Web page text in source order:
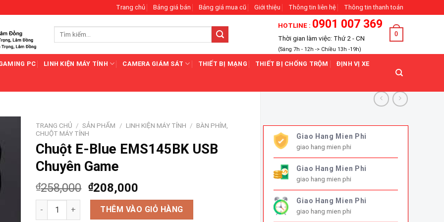
Trang chủ Bảng giá bán Bảng giá mua cũ Giới thiệu Thông tin liên hệ Thông tin thanh toán
Tìm
HOTLINE : 0901 007 369
Thời gian làm việc: Thứ 2 - CN
(Sáng 7h - 12h -> Chiều 13h -19h)
0
PC LINH KIỆN MÁY TÍNH CAMERA GIÁM SÁT THIẾT BỊ MẠNG THIẾT BỊ CHỐNG TRỘM ĐỊNH VỊ XE
Giao Hang Mien Phi
giao hang mien phi
Giao Hang Mien Phi
giao hang mien phi
Giao Hang Mien Phi
giao hang mien phi
TRANG CHỦ / SẢN PHẨM / LINH KIỆN MÁY TÍNH / BÀN PHÍM,
CHUỘT MÁY TÍNH
Chuột E-Blue EMS145BK USB
Chuyên Game
₫258,000 ₫208,000
Chuột E-Blue EMS145BK USB Chuyên Game số lượng
THÊM VÀO GIỎ HÀNG